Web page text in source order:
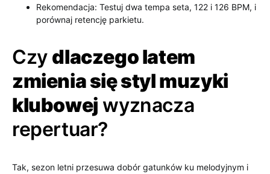
Rekomendacja: Testuj dwa tempa seta, 122 i 126 BPM, i
porównaj retencję parkietu.
Czy dlaczego latem
zmienia się styl muzyki
klubowej wyznacza
repertuar?
Tak, sezon letni przesuwa dobór gatunków ku melodyjnym i